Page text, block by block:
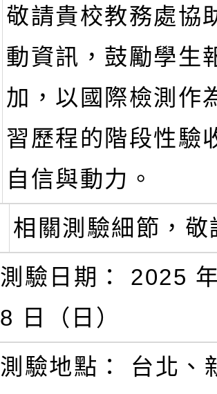
敬請貴校教務處協
動資訊，鼓勵學生
加，以國際檢測作
習歷程的階段性驗
自信與動力。
相關測驗細節，敬
測驗日期： 2025
8 日（日）
測驗地點： 台北、